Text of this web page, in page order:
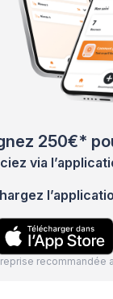
250€*
via
recommandée